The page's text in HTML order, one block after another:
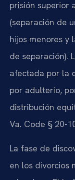
prisión superior
(separación de
hijos menores y
de separación).
afectada por la
por adulterio,
distribución
Va. Code § 20-
La fase de
en los divorcios